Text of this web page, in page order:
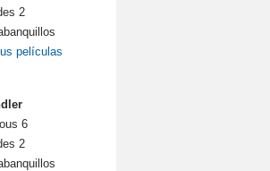
2
películas
6
2